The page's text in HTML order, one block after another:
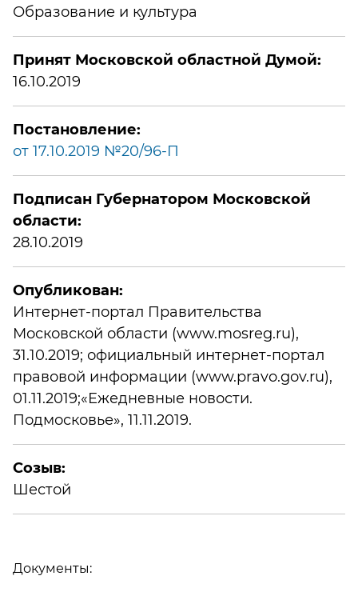
Образование и культура
Принят Московской областной Думой:
16.10.2019
Постановление:
от 17.10.2019 №20/96-П
Подписан Губернатором Московской
области:
28.10.2019
Опубликован:
Интернет-портал Правительства
Московской области (www.mosreg.ru),
31.10.2019; официальный интернет-портал
правовой информации (www.pravo.gov.ru),
01.11.2019;«Ежедневные новости.
Подмосковье», 11.11.2019.
Созыв:
Шестой
Документы: